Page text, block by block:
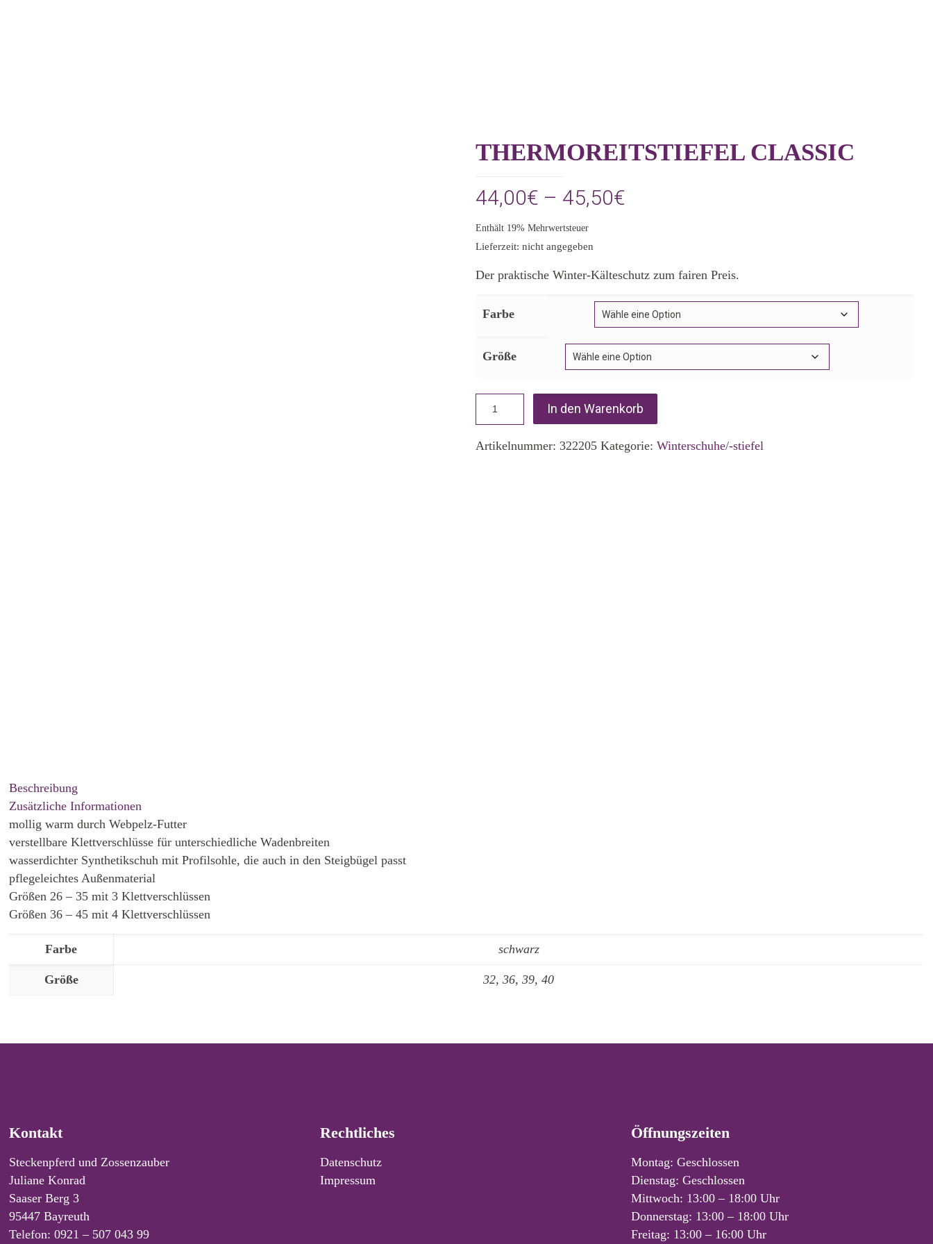
THERMOREITSTIEFEL CLASSIC
44,00€ – 45,50€
Enthält 19% Mehrwertsteuer
Lieferzeit: nicht angegeben
Der praktische Winter-Kälteschutz zum fairen Preis.
Farbe
Größe
In den Warenkorb
Artikelnummer:322205 Kategorie:Winterschuhe/-stiefel
Beschreibung
Zusätzliche Informationen
mollig warm durch Webpelz-Futter
verstellbare Klettverschlüsse für unterschiedliche Wadenbreiten
wasserdichter Synthetikschuh mit Profilsohle, die auch in den Steigbügel passt
pflegeleichtes Außenmaterial
Größen 26 – 35 mit 3 Klettverschlüssen
Größen 36 – 45 mit 4 Klettverschlüssen
Farbe schwarz
Größe 32, 36, 39, 40
Kontakt
Steckenpferd und Zossenzauber
Juliane Konrad
Saaser Berg 3
95447 Bayreuth
Telefon: 0921 – 507 043 99
Rechtliches
Datenschutz
Impressum
Öffnungszeiten
Montag: Geschlossen
Dienstag: Geschlossen
Mittwoch: 13:00 – 18:00 Uhr
Donnerstag: 13:00 – 18:00 Uhr
Freitag: 13:00 – 16:00 Uhr